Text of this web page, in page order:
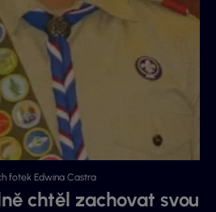
fotek Edwina Castra
chtěl zachovat svou